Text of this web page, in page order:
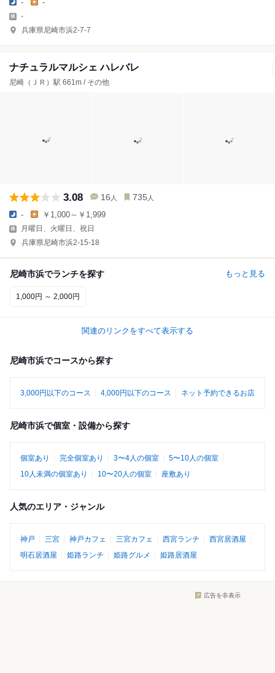
- -
-
兵庫県尼崎市浜2-7-7
ナチュラルマルシェ ハレバレ
尼崎（ＪＲ）駅 661m / その他
3.08 16 人 735 人
- ￥1,000～￥1,999
月曜日、火曜日、祝日
兵庫県尼崎市浜2-15-18
尼崎市浜でランチを探す もっと見る
1,000円 ～ 2,000円
関連のリンクをすべて表示する
尼崎市浜でコースから探す
3,000円以下のコース 4,000円以下のコース ネット予約できるお店
尼崎市浜で個室・設備から探す
個室あり 完全個室あり 3〜4人の個室
5〜10人の個室
10人未満の個室あり
10〜20人の個室 座敷あり
人気のエリア・ジャンル
神戸 三宮 神戸カフェ 三宮カフェ 西宮ランチ
西宮居酒屋
明石居酒屋
姫路ランチ 姫路グルメ 姫路居酒屋
広告を非表示